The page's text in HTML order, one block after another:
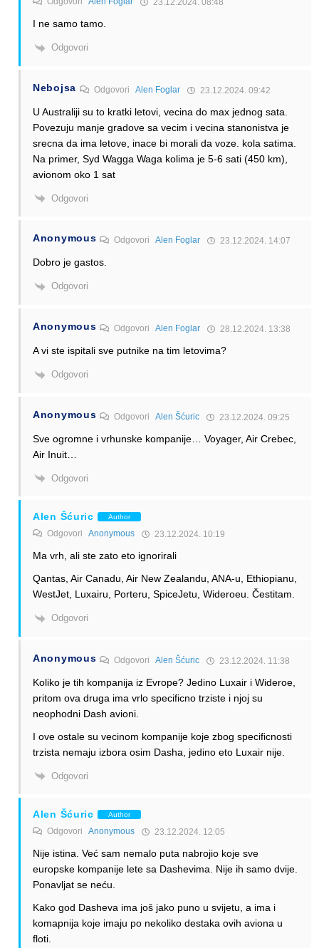
23.12.2024. 08:48
I ne samo tamo.
Odgovori
Nebojsa Odgovori Alen Foglar 23.12.2024. 09:42
U Australiji su to kratki letovi, vecina do max jednog sata.
Povezuju manje gradove sa vecim i vecina stanonistva je
srecna da ima letove, inace bi morali da voze. kola satima.
Na primer, Syd Wagga Waga kolima je 5-6 sati (450 km),
avionom oko 1 sat
Odgovori
Anonymous OdgovoriAlen Foglar 23.12.2024. 14:07
Dobro je gastos.
Odgovori
Anonymous OdgovoriAlen Foglar 28.12.2024. 13:38
A vi ste ispitali sve putnike na tim letovima?
Odgovori
Anonymous OdgovoriAlen Šćuric 23.12.2024. 09:25
Sve ogromne i vrhunske kompanije… Voyager, Air Crebec,
Air Inuit…
Odgovori
Alen Šćuric Author
Odgovori Anonymous 23.12.2024. 10:19
Ma vrh, ali ste zato eto ignorirali
Qantas, Air Canadu, Air New Zealandu, ANA-u, Ethiopianu,
WestJet, Luxairu, Porteru, SpiceJetu, Wideroeu. Čestitam.
Odgovori
Anonymous OdgovoriAlen Šćuric 23.12.2024. 11:38
Koliko je tih kompanija iz Evrope? Jedino Luxair i Wideroe,
pritom ova druga ima vrlo specificno trziste i njoj su
neophodni Dash avioni.
I ove ostale su vecinom kompanije koje zbog specificnosti
trzista nemaju izbora osim Dasha, jedino eto Luxair nije.
Odgovori
Alen Šćuric Author
Odgovori Anonymous 23.12.2024. 12:05
Nije istina. Već sam nemalo puta nabrojio koje sve
europske kompanije lete sa Dashevima. Nije ih samo dvije.
Ponavljat se neću.
Kako god Dasheva ima još jako puno u svijetu, a ima i
komapnija koje imaju po nekoliko destaka ovih aviona u
floti.